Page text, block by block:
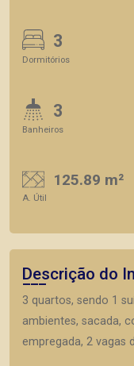
3
Dormitórios
3
Banheiros
125.89 m²
A. Útil
Descrição do
3 quartos, sendo 1
ambientes, sacada,
empregada, 2 vagas